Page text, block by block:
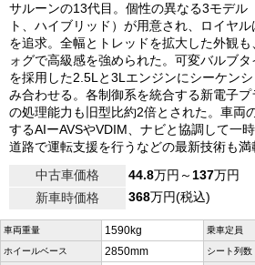
サルーンの13代目。個性の異なる3モデル
ト、ハイブリッド）が用意され、ロイヤ
を追求。全幅とトレッドを拡大した外観
ォグで高級感を強められた。可変バルブ
を採用した2.5Lと3Lエンジンにシーケン
み合わせる。各制御系を統合する新電子
の処理能力も旧型比約2倍とされた。車両
するAIーAVSやVDIM、ナビと協調して一
道路で運転支援を行うなどの最新技術も満
中古車価格
44.8万円～137万円
新車時価格
368万円(税込)
車両重量 1590kg 乗車定員
ホイールベース 2850mm シート列数